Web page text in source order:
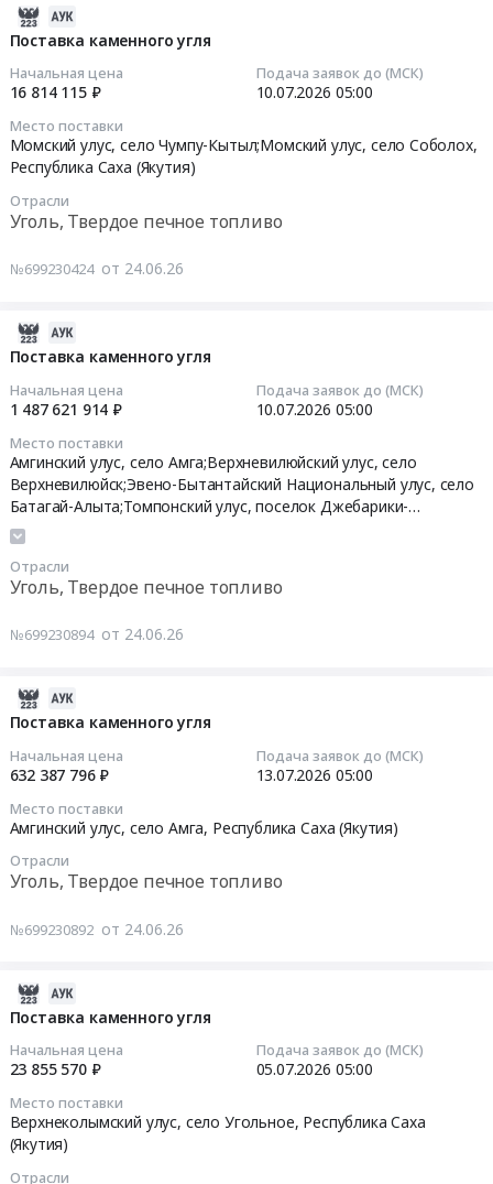
Поставка каменного угля
Начальная цена
16 814 115 ₽
Подача заявок до (МСК)
10.07.2026 05:00
Место поставки
Момский улус, село Чумпу-Кытыл;Момский улус, село Соболох,
Республика Саха (Якутия)
Отрасли
Уголь, Твердое печное топливо
№699230424 от 24.06.26
Поставка каменного угля
Начальная цена
1 487 621 914 ₽
Подача заявок до (МСК)
10.07.2026 05:00
Место поставки
Амгинский улус, село Амга;Верхневилюйский улус, село
Верхневилюйск;Эвено-Бытантайский Национальный улус, село
Батагай-Алыта;Томпонский улус, поселок Джебарики-
(Якутия)
Отрасли
Уголь, Твердое печное топливо
№699230894 от 24.06.26
Поставка каменного угля
Начальная цена
632 387 796 ₽
Подача заявок до (МСК)
13.07.2026 05:00
Место поставки
Амгинский улус, село Амга, Республика Саха (Якутия)
Отрасли
Уголь, Твердое печное топливо
№699230892 от 24.06.26
Поставка каменного угля
Начальная цена
23 855 570 ₽
Подача заявок до (МСК)
05.07.2026 05:00
Место поставки
Верхнеколымский улус, село Угольное, Республика Саха
(Якутия)
Отрасли